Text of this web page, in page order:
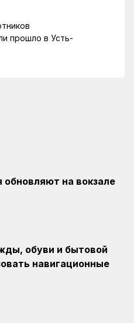
прошло в Усть-
на вокзале
обуви и бытовой
навигационные